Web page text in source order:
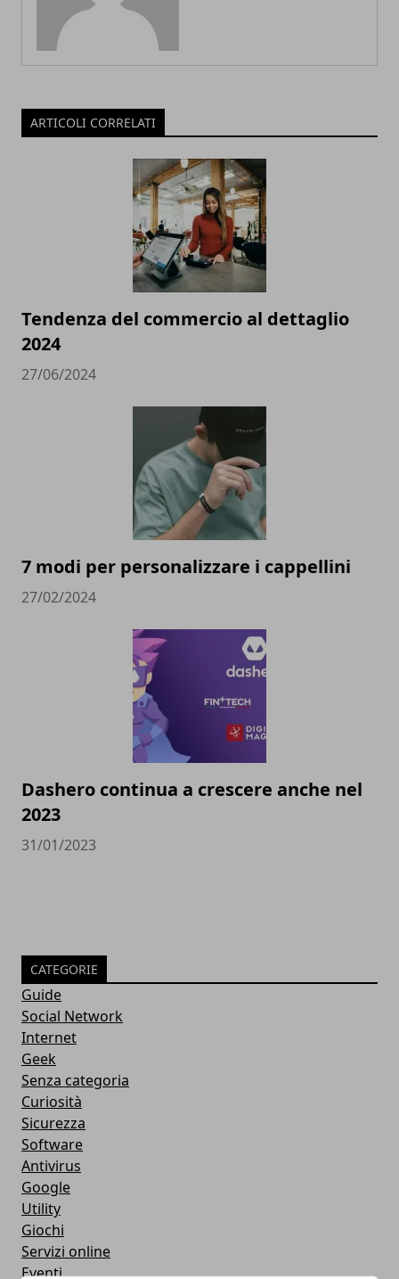
ARTICOLI CORRELATI
Tendenza del commercio al dettaglio
2024
27/06/2024
7 modi per personalizzare i cappellini
27/02/2024
Dashero continua a crescere anche nel
2023
31/01/2023
CATEGORIE
Guide
Social Network
Internet
Geek
Senza categoria
Curiosità
Sicurezza
Software
Antivirus
Google
Utility
Giochi
Servizi online
Eventi